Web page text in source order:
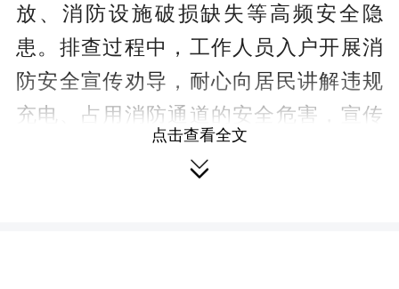
放、消防设施破损缺失等高频安全隐
患。排查过程中，工作人员入户开展消
防安全宣传劝导，耐心向居民讲解违规
充电、占用消防通道的安全危害，宣传
电动车充电惠民政策，引导居民自觉整
点击查看全文
